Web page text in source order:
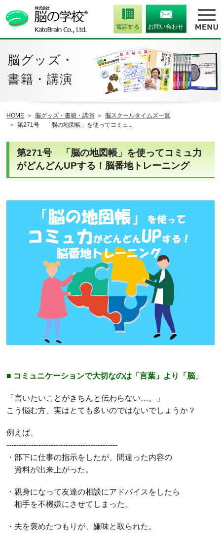
電話する お問い合わせ
脳グッズ・
書籍・講演
HOME 脳グッズ・書籍・講演
脳スクールタイムズ一覧
第271号 「脳の地図帳」を使ってコミュ...
第271号 「脳の地図帳」を使ってコミュ力
がどんどんUPする！脳番地トレーニング
■ コミュニケーションで大切なのは「言葉」より「脳」
「言いたいことがきちんと伝わらない…。」
こう悩む方、実はとても多いのではないでしょうか？
例えば、
---------------------------------------------
・部下に仕事の指示をしたが、間違った内容の
資料が出来上がった。
・親身になって友達の相談にアドバイスをしたら
相手を不機嫌にさせてしまった。
・夫を褒めたつもりが、嫌味と取られた。